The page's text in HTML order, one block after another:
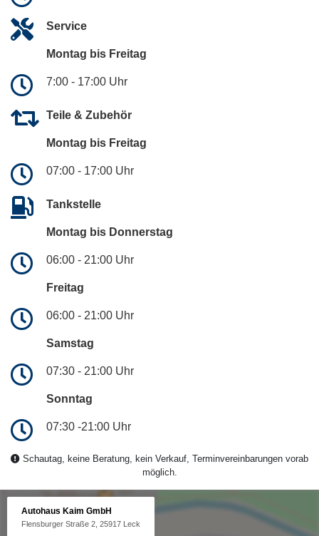
Service
Montag bis Freitag
7:00 - 17:00 Uhr
Teile & Zubehör
Montag bis Freitag
07:00 - 17:00 Uhr
Tankstelle
Montag bis Donnerstag
06:00 - 21:00 Uhr
Freitag
06:00 - 21:00 Uhr
Samstag
07:30 - 21:00 Uhr
Sonntag
07:30 -21:00 Uhr
Schautag, keine Beratung, kein Verkauf, Terminvereinbarungen vorab
möglich.
Autohaus Kaim GmbH
Flensburger Straße 2, 25917 Leck